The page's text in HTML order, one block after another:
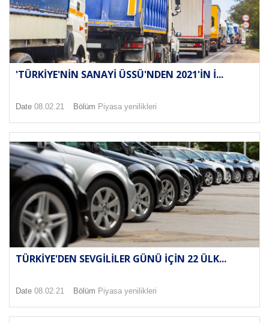
'TÜRKIYE'NIN SANAYI ÜSSÜ'NDEN 2021'IN I...
Date 08.02.21 Bölüm Piyasa yenilikleri
TÜRKIYE'DEN SEVGILILER GÜNÜ IÇIN 22 ÜLK...
Date 08.02.21 Bölüm Piyasa yenilikleri